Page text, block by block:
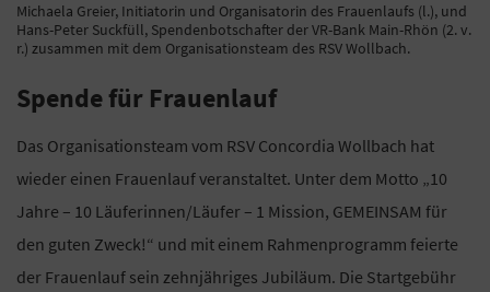
Michaela Greier, Initiatorin und Organisatorin des Frauenlaufs (l.), und
Hans-Peter Suckfüll, Spendenbotschafter der VR-Bank Main-Rhön (2. v.
r.) zusammen mit dem Organisationsteam des RSV Wollbach.
Spende für Frauenlauf
Das Organisationsteam vom RSV Concordia Wollbach hat
wieder einen Frauenlauf veranstaltet. Unter dem Motto „10
Jahre – 10 Läuferinnen/Läufer – 1 Mission, GEMEINSAM für
den guten Zweck!“ und mit einem Rahmenprogramm feierte
der Frauenlauf sein zehnjähriges Jubiläum. Die Startgebühr